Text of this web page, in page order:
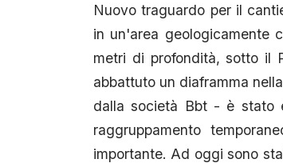
Nuovo traguardo per il
in un'area geologicamente
metri di profondità, sotto il
abbattuto un diaframma
dalla società Bbt - è stato
raggruppamento
importante. Ad oggi sono